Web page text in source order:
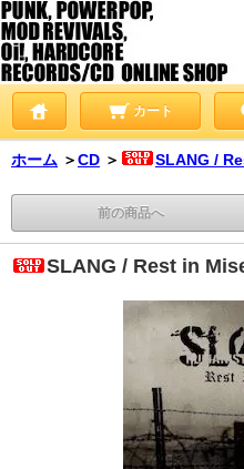
カート
ホーム ＞CD ＞ SLANG /
前の商品へ
SLANG / Rest in